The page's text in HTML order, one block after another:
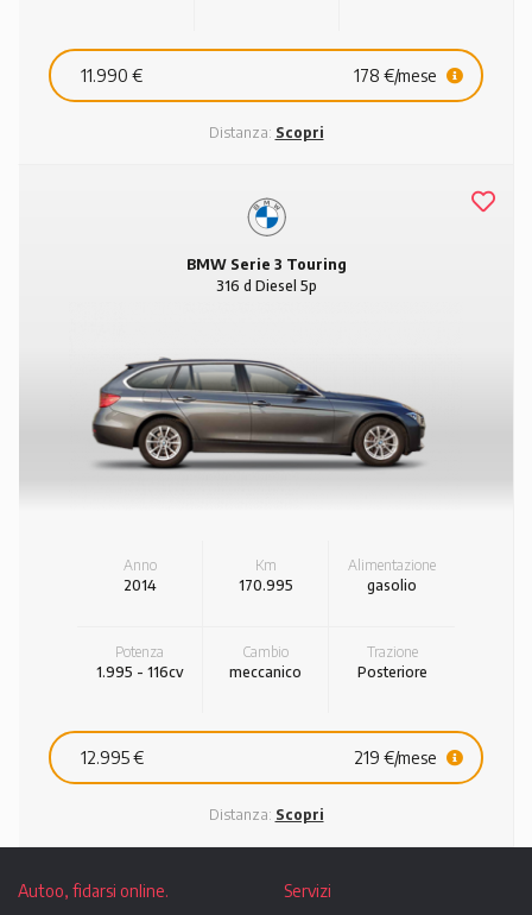
11.990 € 178 €/mese
Distanza: Scopri
BMW Serie 3 Touring
316 d Diesel 5p
Anno
2014
Km
170.995
Alimentazione
gasolio
Potenza
1.995 - 116cv
Cambio
meccanico
Trazione
Posteriore
12.995 € 219 €/mese
Distanza: Scopri
Autoo, fidarsi online. Servizi